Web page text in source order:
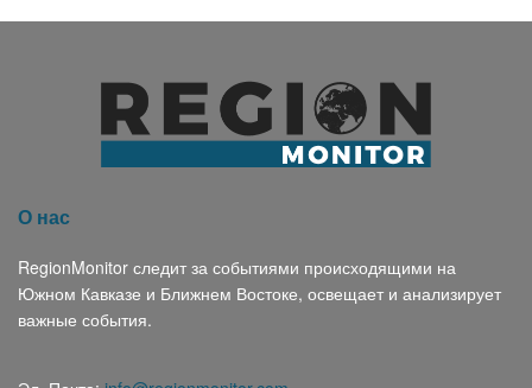
О нас
RegionMonitor следит за событиями происходящими на
Южном Кавказе и Ближнем Востоке, освещает и анализирует
важные события.